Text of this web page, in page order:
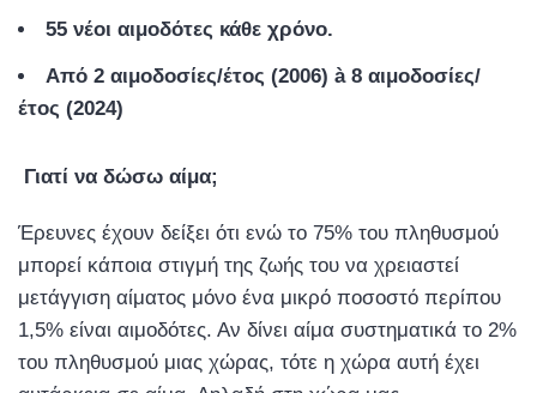
55 νέοι αιμοδότες κάθε χρόνο.
Από 2 αιμοδοσίες/έτος (2006) à8 αιμοδοσίες/
έτος (2024)
Γιατί να δώσω αίμα;
Έρευνες έχουν δείξει ότι ενώ το 75% του πληθυσμού
μπορεί κάποια στιγμή της ζωής του να χρειαστεί
μετάγγιση αίματος μόνο ένα μικρό ποσοστό περίπου
1,5% είναι αιμοδότες. Αν δίνει αίμα συστηματικά το 2%
του πληθυσμού μιας χώρας, τότε η χώρα αυτή έχει